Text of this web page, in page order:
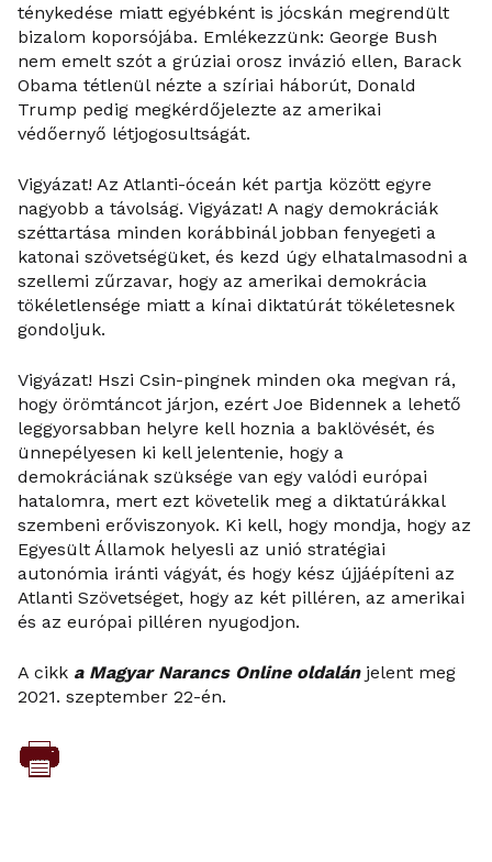
ténykedése miatt egyébként is jócskán megrendült
bizalom koporsójába. Emlékezzünk: George Bush
nem emelt szót a grúziai orosz invázió ellen, Barack
Obama tétlenül nézte a szíriai háborút, Donald
Trump pedig megkérdőjelezte az amerikai
védőernyő létjogosultságát.
Vigyázat! Az Atlanti-óceán két partja között egyre
nagyobb a távolság. Vigyázat! A nagy demokráciák
széttartása minden korábbinál jobban fenyegeti a
katonai szövetségüket, és kezd úgy elhatalmasodni a
szellemi zűrzavar, hogy az amerikai demokrácia
tökéletlensége miatt a kínai diktatúrát tökéletesnek
gondoljuk.
Vigyázat! Hszi Csin-pingnek minden oka megvan rá,
hogy örömtáncot járjon, ezért Joe Bidennek a lehető
leggyorsabban helyre kell hoznia a baklövését, és
ünnepélyesen ki kell jelentenie, hogy a
demokráciának szüksége van egy valódi európai
hatalomra, mert ezt követelik meg a diktatúrákkal
szembeni erőviszonyok. Ki kell, hogy mondja, hogy az
Egyesült Államok helyesli az unió stratégiai
autonómia iránti vágyát, és hogy kész újjáépíteni az
Atlanti Szövetséget, hogy az két pilléren, az amerikai
és az európai pilléren nyugodjon.
A cikk a Magyar Narancs Online oldalánjelent meg
2021. szeptember 22-én.